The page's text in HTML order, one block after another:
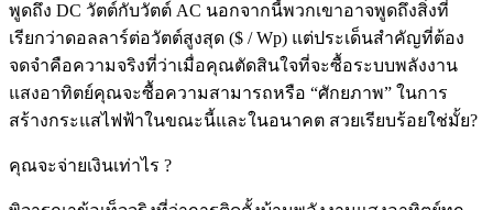
พูดถึง DC วัตต์กับวัตต์ AC นอกจากนี้พวกเขาอาจพูดถึงสิ่งที่
เรียกว่าดอลลาร์ต่อวัตต์สูงสุด ($ / Wp) แต่ประเด็นสำคัญที่ต้อง
จดจำคือความจริงที่ว่าเมื่อคุณตัดสินใจที่จะซื้อระบบพลังงาน
แสงอาทิตย์คุณจะซื้อความสามารถหรือ “ศักยภาพ” ในการ
สร้างกระแสไฟฟ้าในขณะนี้และในอนาคต สวยเรียบร้อยใช่มั้ย?
คุณจะจ่ายเงินเท่าไร ?